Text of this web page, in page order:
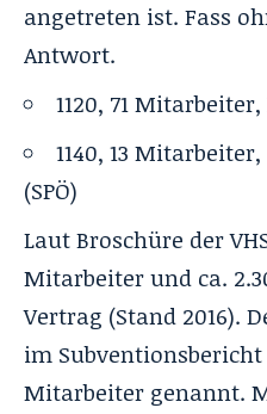
angetreten ist. Fass
Antwort.
1120, 71 Mitarbeiter,
1140, 13 Mitarbeiter,
(SPÖ)
Laut Broschüre der
Mitarbeiter und ca.
Vertrag (Stand 2016).
im Subventionsbericht
Mitarbeiter genannt.